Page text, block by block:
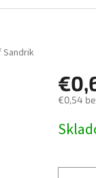
€0,54
cena: